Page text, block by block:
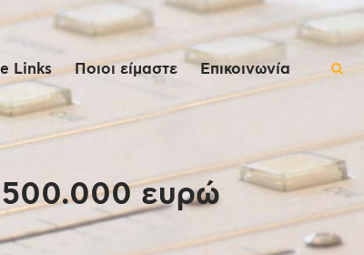
Links Ποιοι είμαστε Επικοινωνία
500.000 ευρώ